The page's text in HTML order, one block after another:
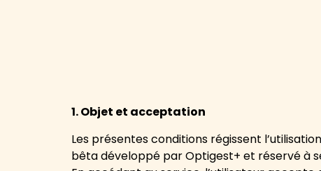
1. Objet et acceptation
Les présentes conditions régissent
bêta développé par Optigest+ et réservé à